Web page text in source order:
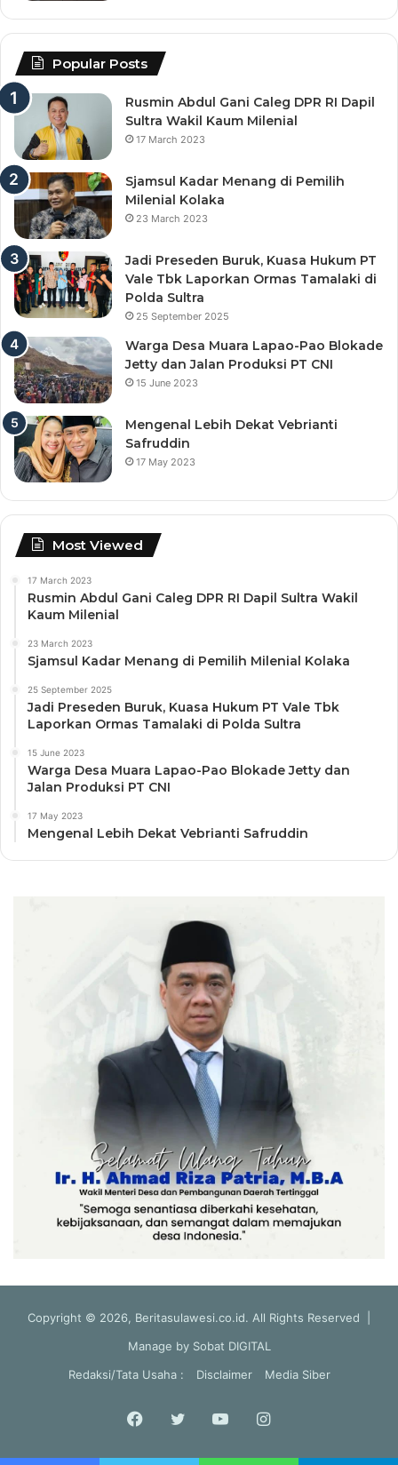
Popular Posts
Rusmin Abdul Gani Caleg DPR RI Dapil
Sultra Wakil Kaum Milenial
17 March 2023
Sjamsul Kadar Menang di Pemilih
Milenial Kolaka
23 March 2023
Jadi Preseden Buruk, Kuasa Hukum PT
Vale Tbk Laporkan Ormas Tamalaki di
Polda Sultra
25 September 2025
Warga Desa Muara Lapao-Pao Blokade
Jetty dan Jalan Produksi PT CNI
15 June 2023
Mengenal Lebih Dekat Vebrianti
Safruddin
17 May 2023
Most Viewed
17 March 2023
Rusmin Abdul Gani Caleg DPR RI Dapil Sultra Wakil
Kaum Milenial
23 March 2023
Sjamsul Kadar Menang di Pemilih Milenial Kolaka
25 September 2025
Jadi Preseden Buruk, Kuasa Hukum PT Vale Tbk
Laporkan Ormas Tamalaki di Polda Sultra
15 June 2023
Warga Desa Muara Lapao-Pao Blokade Jetty dan
Jalan Produksi PT CNI
17 May 2023
Mengenal Lebih Dekat Vebrianti Safruddin
Copyright © 2026, Beritasulawesi.co.id. All Rights Reserved |
Manage by Sobat DIGITAL
Redaksi/Tata Usaha :
Disclaimer Media Siber
Facebook
Twitter YouTubeInstagram